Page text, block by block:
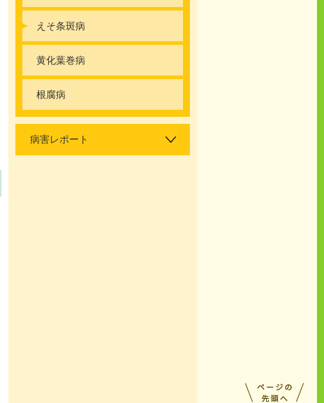
えそ条斑病
黄化葉巻病
根腐病
病害レポート